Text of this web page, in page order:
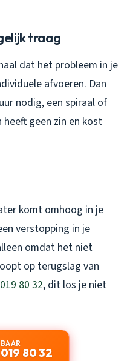
traag
dat het probleem in je
afvoeren. Dan
nodig, een spiraal of
geen zin en kost
komt omhoog in je
verstopping in je
omdat het niet
op terugslag van
80 32, dit los je niet
80 32